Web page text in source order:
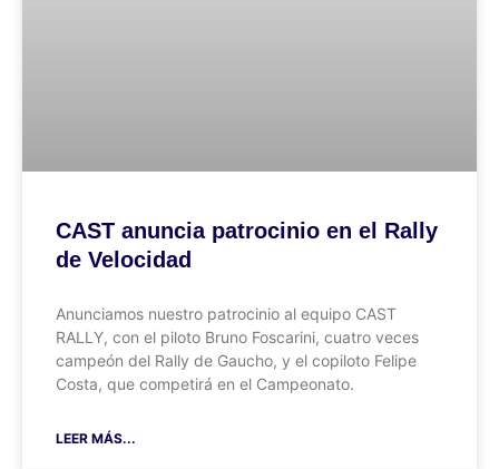
CAST anuncia patrocinio en el Rally
de Velocidad
Anunciamos nuestro patrocinio al equipo CAST
RALLY, con el piloto Bruno Foscarini, cuatro veces
campeón del Rally de Gaucho, y el copiloto Felipe
Costa, que competirá en el Campeonato.
LEER MÁS...